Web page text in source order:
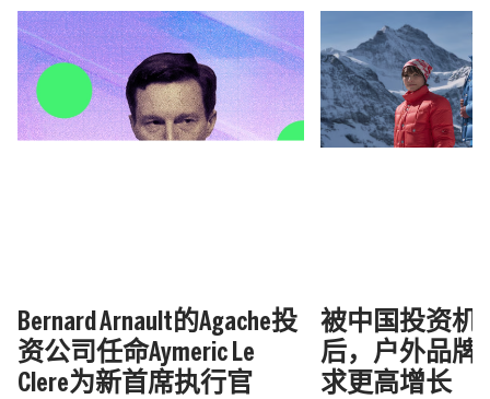
Bernard Arnault的Agache投
资公司任命Aymeric Le
Clere为新首席执行官
被中国投资机
后，户外品牌
求更高增长